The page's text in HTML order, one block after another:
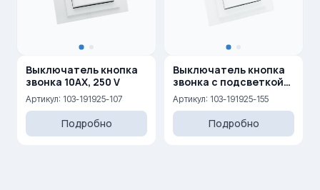
Выключатель кнопка
звонка 10AX, 250 V
Артикул: 103-191925-107
Подробно
Выключатель кнопка
звонка с подсветкой
10AX, 250 V
Артикул: 103-191925-155
Подробно